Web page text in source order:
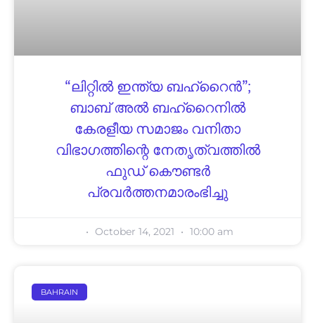
“ലിറ്റിൽ ഇന്ത്യ ബഹ്‌റൈൻ”;
ബാബ് അൽ ബഹ്‌റൈനിൽ
കേരളീയ സമാജം വനിതാ
വിഭാഗത്തിന്റെ നേതൃത്വത്തിൽ
ഫുഡ് കൌണ്ടർ
പ്രവർത്തനമാരംഭിച്ചു
October 14, 2021 10:00 am
BAHRAIN